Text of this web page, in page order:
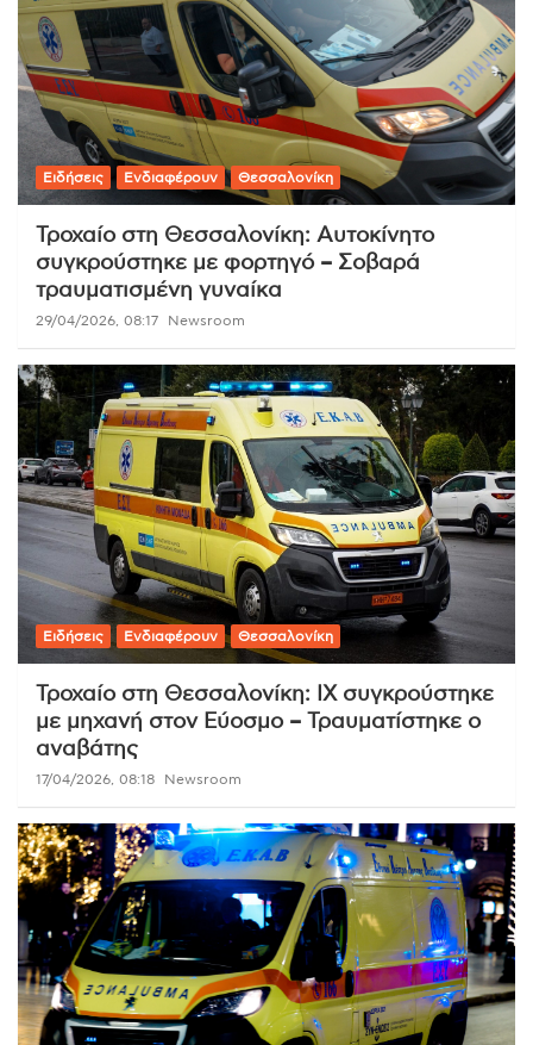
Ειδήσεις Ενδιαφέρουν Θεσσαλονίκη
Τροχαίο στη Θεσσαλονίκη: Αυτοκίνητο
συγκρούστηκε με φορτηγό – Σοβαρά
τραυματισμένη γυναίκα
29/04/2026, 08:17 Newsroom
Ειδήσεις Ενδιαφέρουν Θεσσαλονίκη
Τροχαίο στη Θεσσαλονίκη: ΙΧ συγκρούστηκε
με μηχανή στον Εύοσμο – Τραυματίστηκε ο
αναβάτης
17/04/2026, 08:18 Newsroom